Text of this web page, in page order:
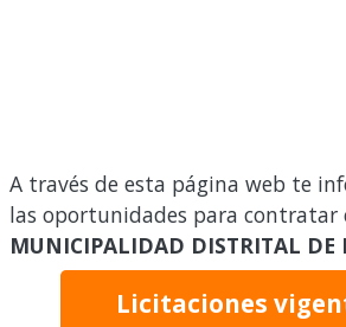
A través de esta página web te
las oportunidades para contratar
MUNICIPALIDAD DISTRITAL DE
Licitaciones